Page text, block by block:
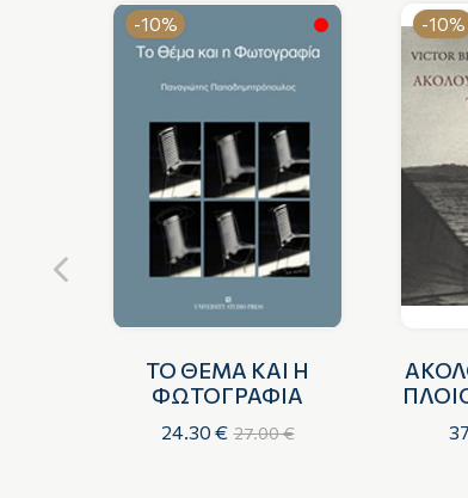
-10%
ΤΟ ΘΕΜΑ ΚΑΙ Η
ΦΩΤΟΓΡΑΦΙΑ
24.30 € 27.00 €
-10%